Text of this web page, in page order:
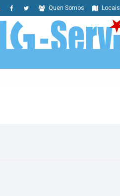
Locais
Quen Somos